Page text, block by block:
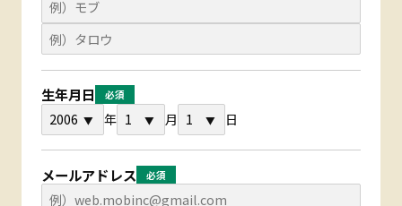
生年月日 必須
メールアドレス 必須